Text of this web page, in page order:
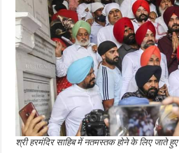
श्री हरमंदिर साहिब में नतमस्तक होने के लिए जाते हुए